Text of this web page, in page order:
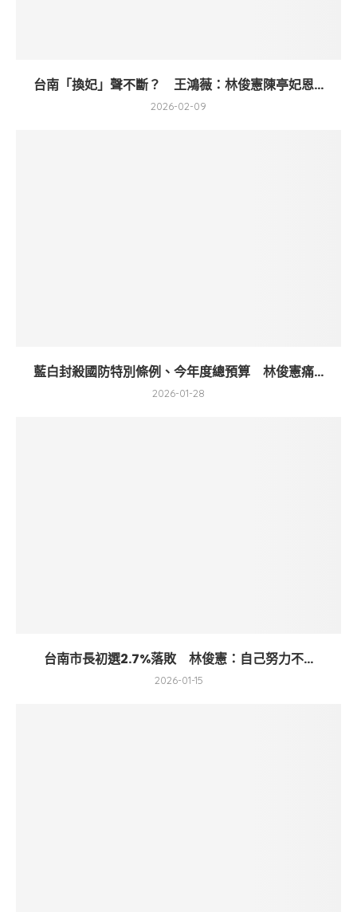
台南「換妃」聲不斷？ 王鴻薇：林俊憲陳亭妃恩...
2026-02-09
藍白封殺國防特別條例、今年度總預算 林俊憲痛...
2026-01-28
台南市長初選2.7%落敗 林俊憲：自己努力不...
2026-01-15